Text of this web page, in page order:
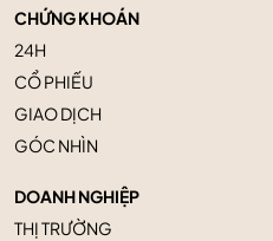
CHỨNG KHOÁN
24H
CỔ PHIẾU
GIAO DỊCH
GÓC NHÌN
DOANH NGHIỆP
THỊ TRƯỜNG